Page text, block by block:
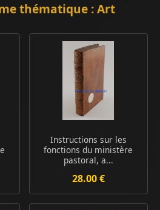
thématique : Art
Instructions sur les
fonctions du ministère
pastoral, a...
28.00 €